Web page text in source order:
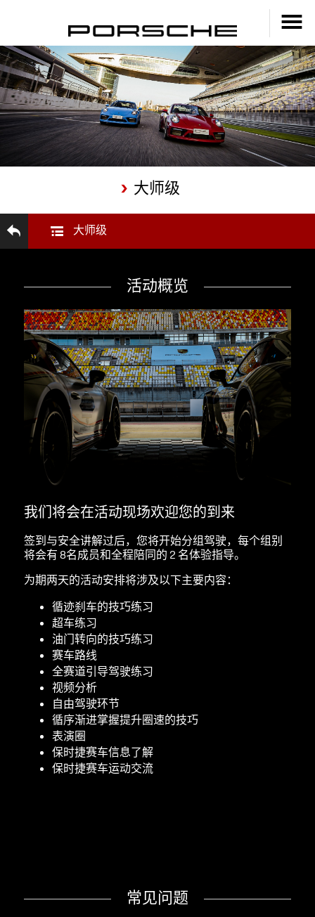
大师级
大师级
活动概览
我们将会在活动现场欢迎您的到来
签到与安全讲解过后，您将开始分组驾驶，每个组别
将会有 8名成员和全程陪同的 2 名体验指导。
为期两天的活动安排将涉及以下主要内容：
循迹刹车的技巧练习
超车练习
油门转向的技巧练习
赛车路线
全赛道引导驾驶练习
视频分析
自由驾驶环节
循序渐进掌握提升圈速的技巧
表演圈
保时捷赛车信息了解
保时捷赛车运动交流
常见问题